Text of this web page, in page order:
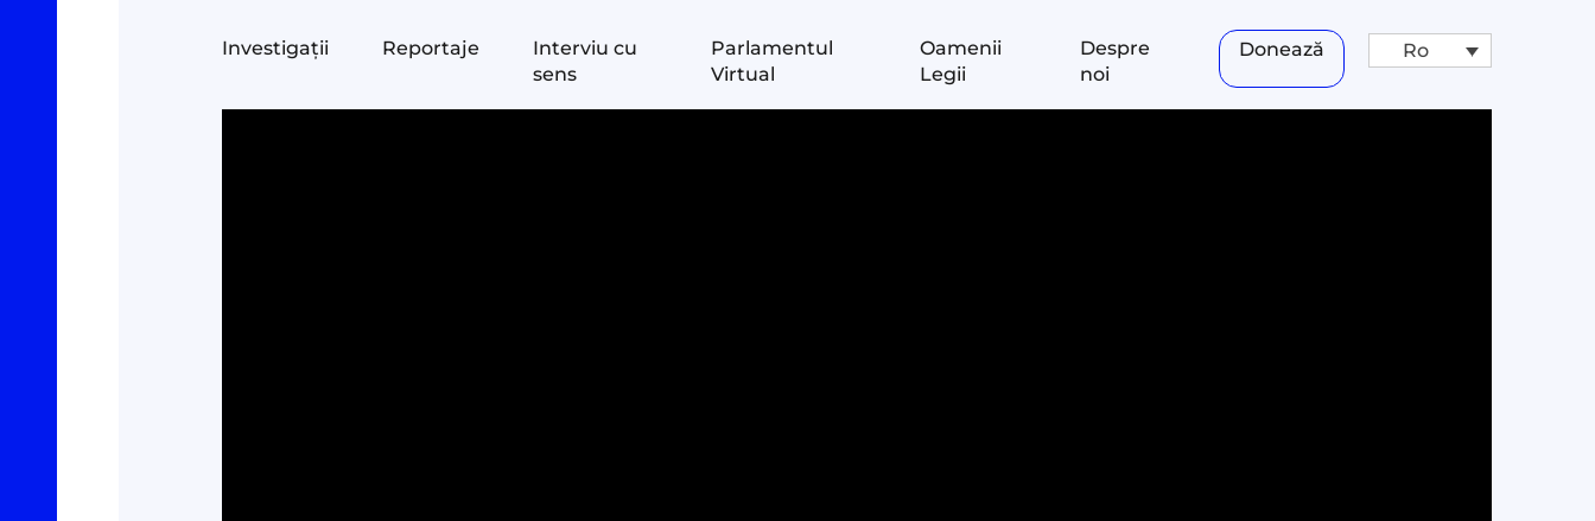
Investigații Reportaje
Interviu cu
sens
Parlamentul
Virtual
Oamenii
Legii
Despre
noi
Donează Ro